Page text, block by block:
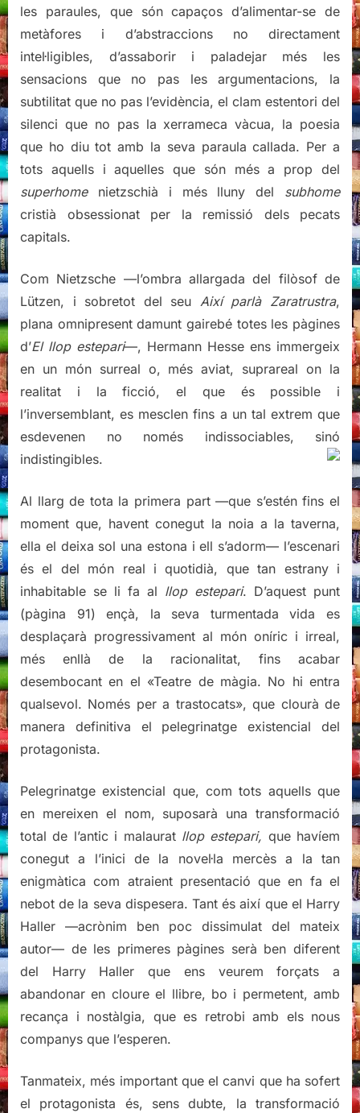
les paraules, que són capaços d’alimentar-se de
metàfores i d’abstraccions no directament
intel·ligibles, d’assaborir i paladejar més les
sensacions que no pas les argumentacions, la
subtilitat que no pas l’evidència, el clam estentori del
silenci que no pas la xerrameca vàcua, la poesia
que ho diu tot amb la seva paraula callada. Per a
tots aquells i aquelles que són més a prop del
superhomenietzschià i més lluny del subhome
cristià obsessionat per la remissió dels pecats
capitals.
Com Nietzsche —l’ombra allargada del filòsof de
Lützen, i sobretot del seu Així parlà Zaratrustra,
plana omnipresent damunt gairebé totes les pàgines
d’El llop estepari—, Hermann Hesse ens immergeix
en un món surreal o, més aviat, suprareal on la
realitat i la ficció, el que és possible i
l’inversemblant, es mesclen fins a un tal extrem que
esdevenen no només indissociables, sinó
indistingibles.
Al llarg de tota la primera part —que s’estén fins el
moment que, havent conegut la noia a la taverna,
ella el deixa sol una estona i ell s’adorm— l’escenari
és el del món real i quotidià, que tan estrany i
inhabitable se li fa al llop estepari. D’aquest punt
(pàgina 91) ençà, la seva turmentada vida es
desplaçarà progressivament al món oníric i irreal,
més enllà de la racionalitat, fins acabar
desembocant en el «Teatre de màgia. No hi entra
qualsevol. Només per a trastocats», que clourà de
manera definitiva el pelegrinatge existencial del
protagonista.
Pelegrinatge existencial que, com tots aquells que
en mereixen el nom, suposarà una transformació
total de l’antic i malaurat llop estepari, que havíem
conegut a l’inici de la novel·la mercès a la tan
enigmàtica com atraient presentació que en fa el
nebot de la seva dispesera. Tant és així que el Harry
Haller —acrònim ben poc dissimulat del mateix
autor— de les primeres pàgines serà ben diferent
del Harry Haller que ens veurem forçats a
abandonar en cloure el llibre, bo i permetent, amb
recança i nostàlgia, que es retrobi amb els nous
companys que l’esperen.
Tanmateix, més important que el canvi que ha sofert
el protagonista és, sens dubte, la transformació